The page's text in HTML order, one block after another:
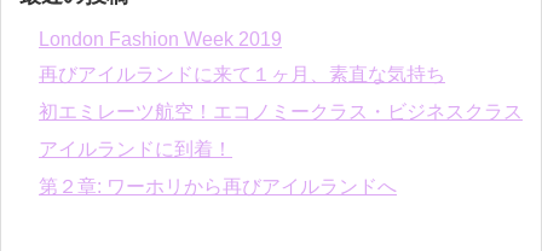
London Fashion Week 2019
再びアイルランドに来て１ヶ月、素直な気持ち
初エミレーツ航空！エコノミークラス・ビジネスクラス
アイルランドに到着！
第２章: ワーホリから再びアイルランドへ